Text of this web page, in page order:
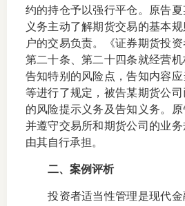
约的持仓予以强行平仓。原告
义务主动了解期货交易的基本
户的交易负责。《证券期货投资
第二十条、第二十四条就经营
告知特别的风险点，告知内容
等进行了规定，被告某期货公
的风险提示义务及告知义务。
并遵守交易所和期货公司的业
由其自行承担。
二、 案例评析
投资者适当性管理是现代